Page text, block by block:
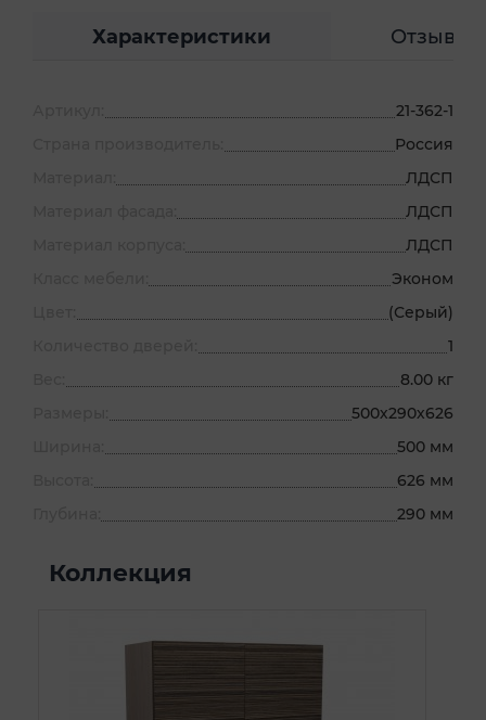
Характеристики Отзывы
21-362-1
Россия
ЛДСП
ЛДСП
ЛДСП
Эконом
(Серый)
1
8.00 кг
500х290х626
500 мм
626 мм
290 мм
Коллекция